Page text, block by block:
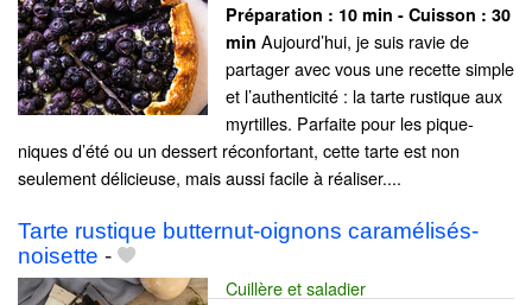
Préparation : 10 min - Cuisson : 30
min Aujourd’hui, je suis ravie de
partager avec vous une recette simple
et l’authenticité : la tarte rustique aux
myrtilles. Parfaite pour les pique-
niques d’été ou un dessert réconfortant, cette tarte est non
seulement délicieuse, mais aussi facile à réaliser....
Tarte rustique butternut-oignons caramélisés-
noisette -
Cuillère et saladier